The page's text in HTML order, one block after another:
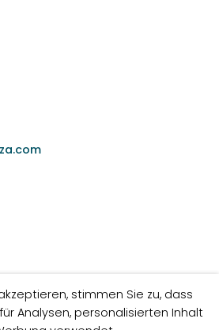
stimmen Sie zu, dass
Analysen, personalisierten Inhalt